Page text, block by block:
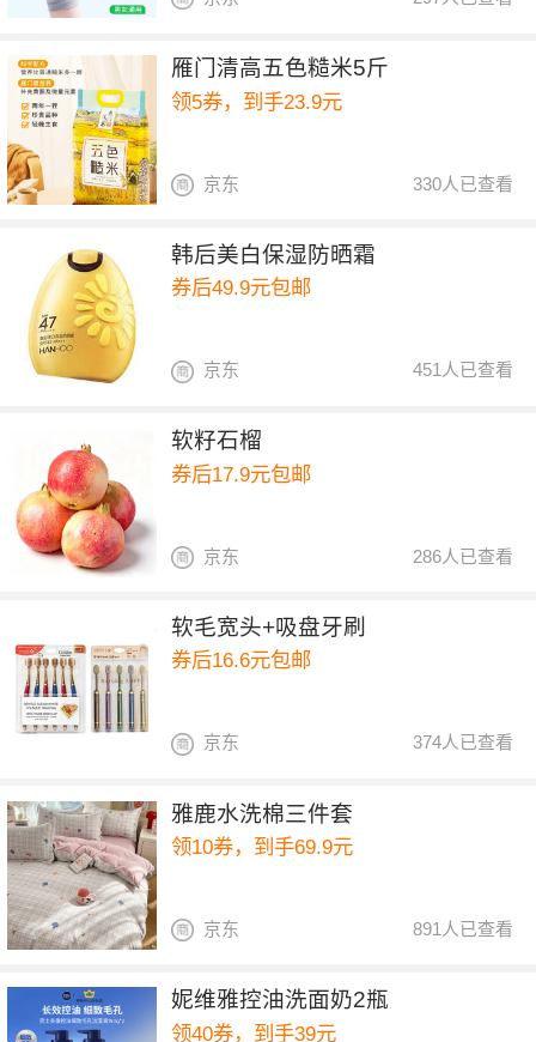
雁门清高五色糙米5斤
领5券，到手23.9元
330人已查看
京东
韩后美白保湿防晒霜
券后49.9元包邮
451人已查看
京东
软籽石榴
券后17.9元包邮
286人已查看
京东
软毛宽头+吸盘牙刷
券后16.6元包邮
374人已查看
京东
雅鹿水洗棉三件套
领10券，到手69.9元
891人已查看
京东
妮维雅控油洗面奶2瓶
领40券，到手39元